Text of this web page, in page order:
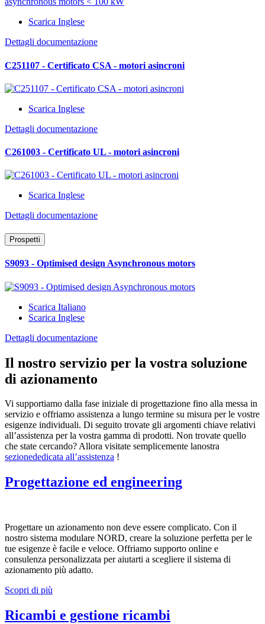
Scarica Inglese
Dettagli documentazione
C251107 - Certificato CSA - motori asincroni
Scarica Inglese
Dettagli documentazione
C261003 - Certificato UL - motori asincroni
Scarica Inglese
Dettagli documentazione
Prospetti
S9093 - Optimised design Asynchronous motors
Scarica Italiano
Scarica Inglese
Dettagli documentazione
Il nostro servizio per la vostra soluzione
di azionamento
Vi supportiamo dalla fase iniziale di progettazione fino alla messa in
servizio e offriamo assistenza a lungo termine su misura per le vostre
esigenze individuali. Di seguito trovate gli argomenti chiave relativi
all’assistenza per la vostra gamma di prodotti. Non trovate quello
che state cercando? Allora visitate semplicemente lanostra
sezionededicata all’assistenza !
Progettazione ed engineering
Progettare un azionamento non deve essere complicato. Con il
nostro sistema modulare NORD, creare la soluzione perfetta per le
tue esigenze è facile e veloce. Offriamo supporto online e
consulenza personalizzata per aiutarti a scegliere il sistema di
azionamento più adatto.
Scopri di più
Ricambi e gestione ricambi